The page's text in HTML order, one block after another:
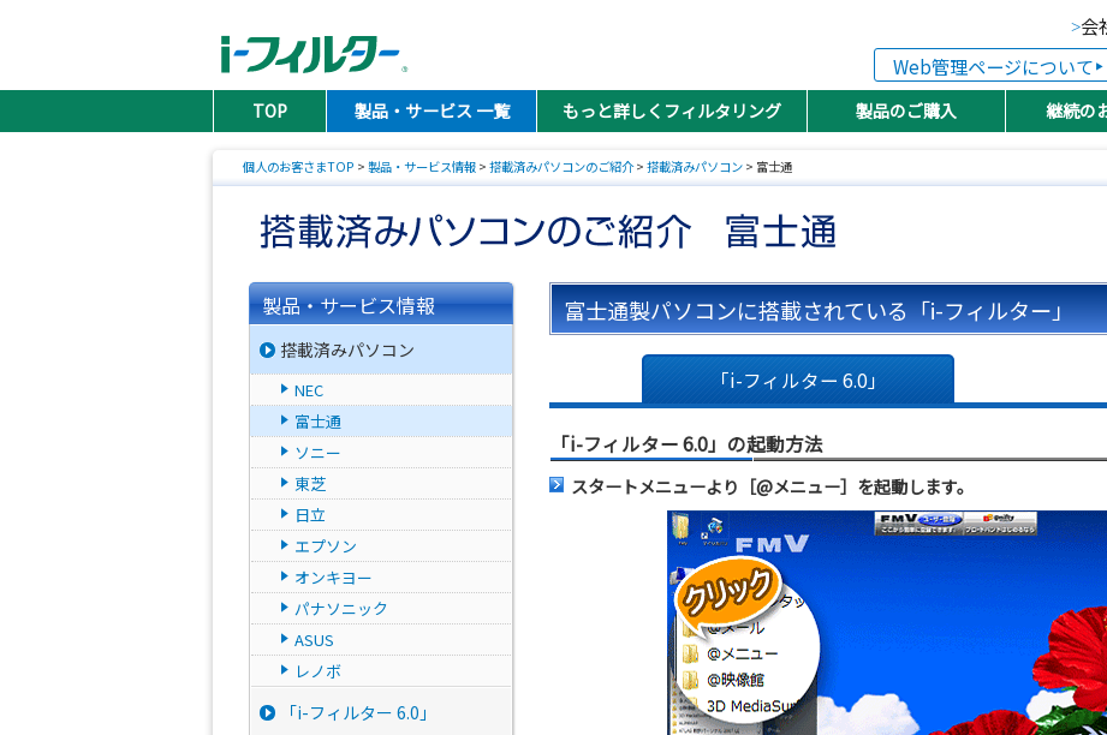
会
Web管理ページについて
TOP 製品・サービス 一覧 もっと詳しくフィルタリング 製品のご購入 継続の
個人のお客さまTOP > 製品・サービス情報 > 搭載済みパソコンのご紹介> 搭載済みパソコン > 富士通
富士通製パソコンに搭載されている「i-フィルター」
「i-フィルター 6.0」
「i-フィルター 6.0」の起動方法
スタートメニューより［@メニュー］を起動します。
製品・サービス情報
搭載済みパソコン
NEC
富士通
ソニー
東芝
日立
エプソン
オンキヨー
パナソニック
ASUS
レノボ
「i-フィルター 6.0」